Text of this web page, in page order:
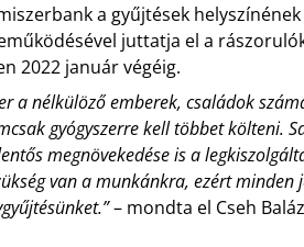
a gyűjtések
juttatja el a
2022 január végéig.
a nélkülöző emberek, családok
gyógyszerre kell többet költeni.
megnövekedése is a
van a munkánkra, ezért minden
– mondta el Cseh